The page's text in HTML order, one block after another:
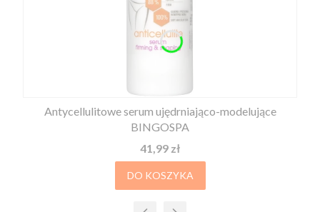
Antycellulitowe serum ujędrniająco-modelujące
BINGOSPA
Cena
41,99 zł
DO KOSZYKA